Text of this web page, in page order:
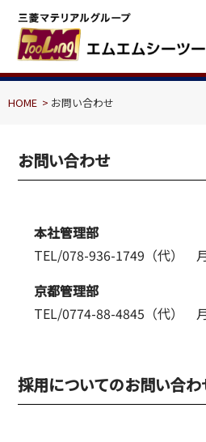
HOME お問い合わせ
お問い合わせ
本社管理部
TEL/078-936-1749（代）
京都管理部
TEL/0774-88-4845（代）
採用についてのお問い合わ